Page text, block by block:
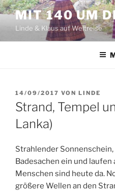
Zum
Inhalt
springen
MIT 140 UM
Linde & Klaus auf Weltreise
VERÖFFENTLICHT
AM
14/09/2017 VON LINDE
Strand, Tempel
Lanka)
Strahlender
Badesachen ein und laufen
Menschen sind heute da.
größere Wellen an den